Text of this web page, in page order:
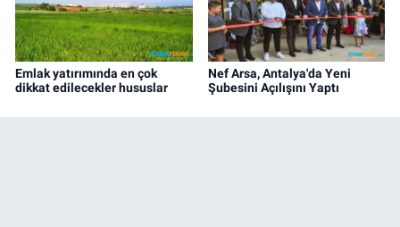
Emlak yatırımında en çok
dikkat edilecekler hususlar
Nef Arsa, Antalya'da Yeni
Şubesini Açılışını Yaptı